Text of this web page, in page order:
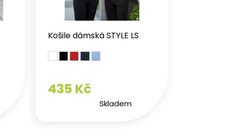
Košile dámská STYLE LS
435 Kč
Skladem